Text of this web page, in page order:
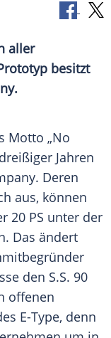
aller
besitzt
Motto „No
Jahren
Deren
aus, können
20 PS unter der
Das ändert
den S.S. 90
offenen
E-Type, denn